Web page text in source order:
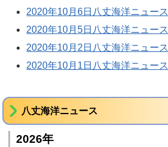
2020年10月6日八丈海洋ニュース
2020年10月5日八丈海洋ニュース
2020年10月2日八丈海洋ニュース
2020年10月1日八丈海洋ニュース
八丈海洋ニュース
2026年